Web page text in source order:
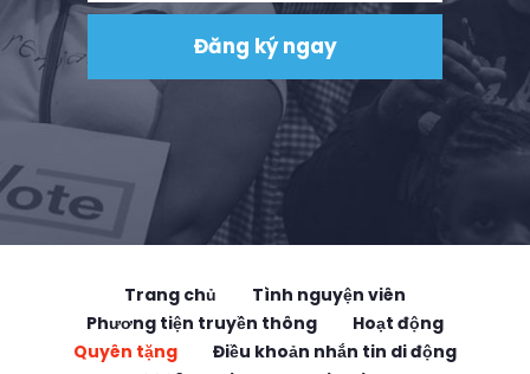
Trang chủ
Tình nguyện viên
Phương tiện truyền thông
Hoạt động
Quyên tặng
Điều khoản nhắn tin di động